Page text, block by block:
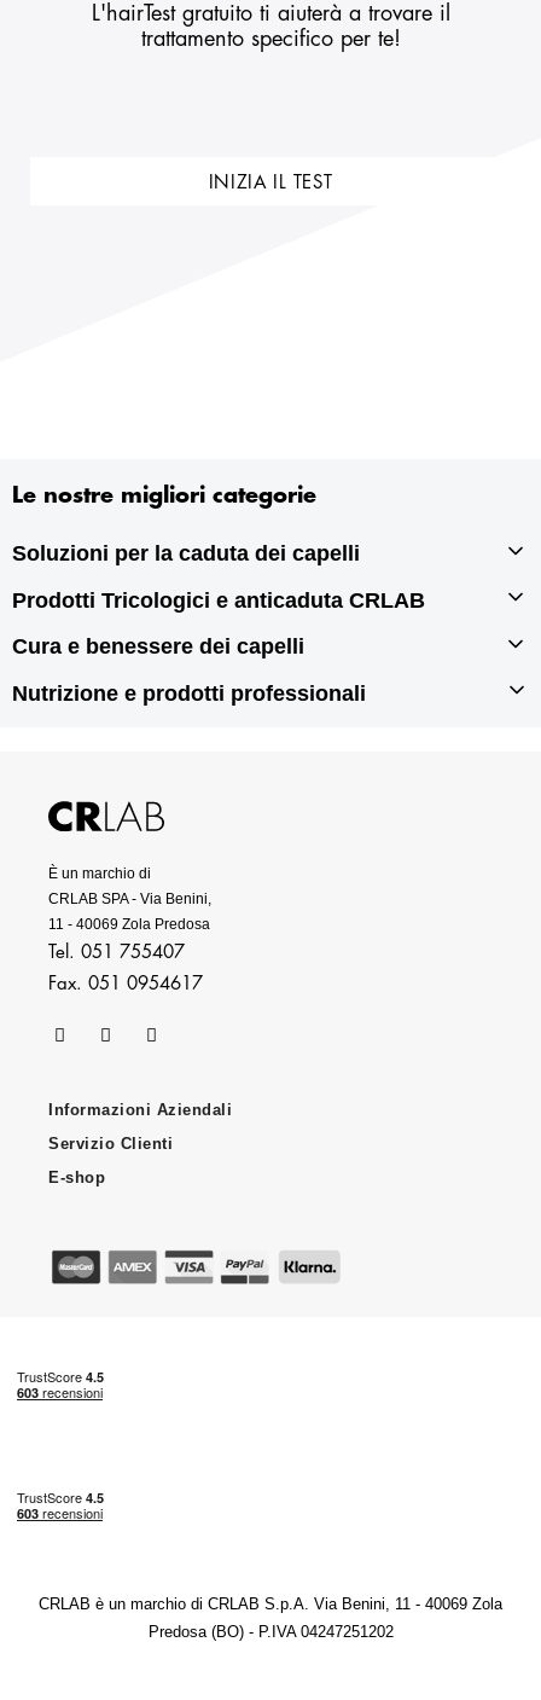
L'hairTest gratuito ti aiuterà a trovare il
trattamento specifico per te!
INIZIA IL TEST
Le nostre migliori categorie
Soluzioni per la caduta dei capelli
Infoltimento capelli
Prodotti Tricologici e anticaduta CRLAB
Prodotti tricologici
Cura e benessere dei capelli
Prodotti per doppie punte
Nutrizione e prodotti professionali
Prodotti professionali per capelli
È un marchio di
CRLAB SPA - Via Benini,
11 - 40069 Zola Predosa
Tel. 051 755407
Fax. 051 0954617
Informazioni Aziendali
Servizio Clienti
E-shop
CRLAB è un marchio di CRLAB S.p.A. Via Benini, 11 - 40069 Zola
Predosa (BO) - P.IVA 04247251202